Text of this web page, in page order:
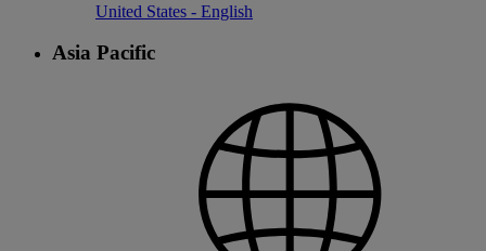
United States - English
Asia Pacific